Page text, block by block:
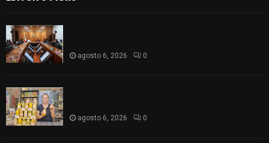
agosto 6, 2026 0
agosto 6, 2026 0